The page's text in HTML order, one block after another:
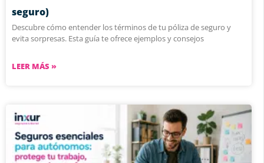
seguro)
Descubre cómo entender los términos de tu póliza de seguro y
evita sorpresas. Esta guía te ofrece ejemplos y consejos
LEER MÁS »